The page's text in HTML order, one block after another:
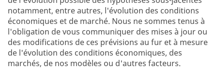
notamment, entre autres, l'évolution des conditions
économiques et de marché. Nous ne sommes tenus à
l'obligation de vous communiquer des mises à jour ou
des modifications de ces prévisions au fur et à mesure
de l'évolution des conditions économiques, des
marchés, de nos modèles ou d'autres facteurs.